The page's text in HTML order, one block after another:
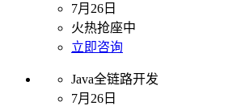
7月26日
火热抢座中
立即咨询
Java全链路开发
7月26日